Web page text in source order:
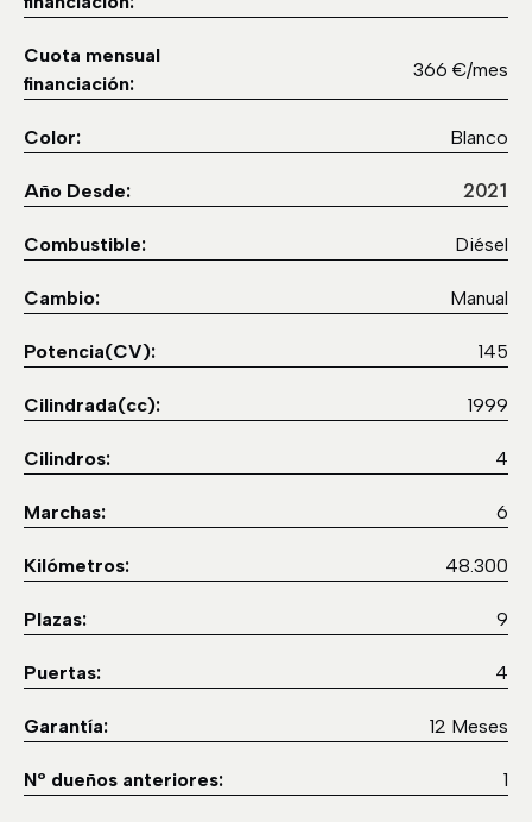
Cuota mensual
financiación:
366 €/mes
Color: Blanco
Año Desde: 2021
Combustible: Diésel
Cambio: Manual
Potencia(CV): 145
Cilindrada(cc): 1999
Cilindros: 4
Marchas: 6
Kilómetros: 48.300
Plazas: 9
Puertas: 4
Garantía: 12 Meses
Nº dueños anteriores: 1